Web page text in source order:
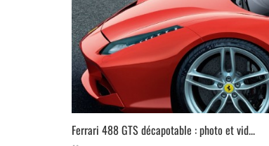
Ferrari 488 GTS décapotable : photo et vid...